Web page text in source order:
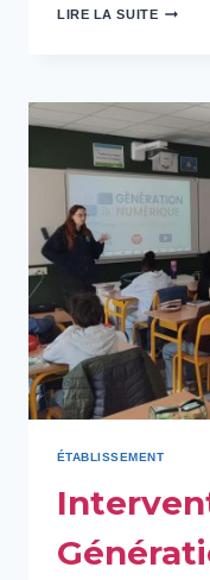
LIRE LA SUITE
ÉTABLISSEMENT